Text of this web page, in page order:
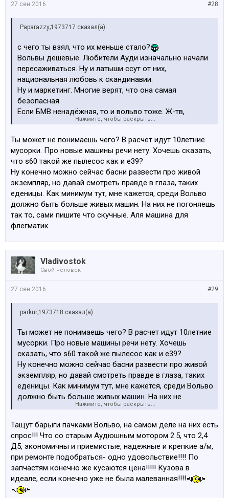
#28
27 сен 2016
Paparazzy;1973717 сказал(а):
c чего ты взял, что их меньше стало?
Вольвы дешёвые. Любители Ауди изначально начали
пересаживаться. Ну и латыши ссут от них,
национальная любовь к скандинавии.
Ну и маркетинг. Многие верят, что она самая
безопасная.
Если БМВ ненадёжная, то и вольво тоже. Ж-тв,
вообще не показатель.Нажмите, чтобы раскрыть...
Ты может не понимаешь чего? В расчет идут 10летние
мусорки. Про новые машины речи нету. Хочешь сказать,
что s60 такой же пылесос как и e39?
Ну конечно можно сейчас басни развести про живой
экземпляр, но давай смотреть правде в глаза, таких
еденицы. Как минимум тут, мне кажется, среди Вольво
должно быть больше живых машин. На них не погоняешь
так то, сами пишите что скучные. Аля машина для
флегматик.
Vladivostok
Свой человек
#29
27 сен 2016
parkur;1973718 сказал(а):
Ты может не понимаешь чего? В расчет идут 10летние
мусорки. Про новые машины речи нету. Хочешь
сказать, что s60 такой же пылесос как и e39?
Ну конечно можно сейчас басни развести про живой
экземпляр, но давай смотреть правде в глаза, таких
еденицы. Как минимум тут, мне кажется, среди Вольво
должно быть больше живых машин. На них не
погоняешь так то, сами пишите что скучные. Аля
Нажмите, чтобы раскрыть...
Тащут барыги пачками Вольво, на самом деле на них есть
спрос!!! Что со старым Аудюшным мотором 2.5, что 2,4
Д5, экономичны и приемистые, надежные и крепкие а/м,
при ремонте подобраться- одно удовольствие!!!! По
запчастям конечно же кусаются цена!!!!! Кузова в
идеале, если конечно уже не была малеванная!!!!